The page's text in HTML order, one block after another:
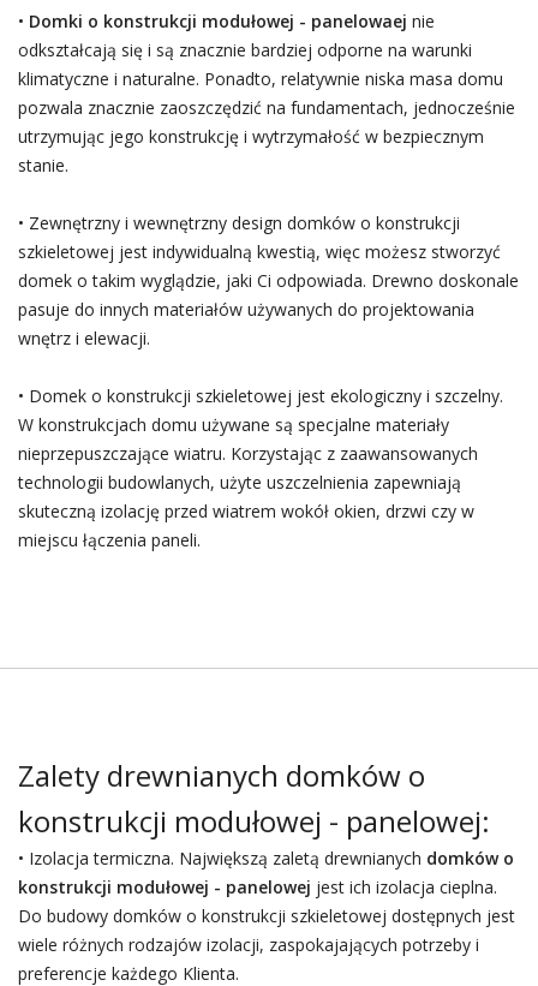
• Domki o konstrukcji modułowej - panelowaej nie
odkształcają się i są znacznie bardziej odporne na warunki
klimatyczne i naturalne. Ponadto, relatywnie niska masa domu
pozwala znacznie zaoszczędzić na fundamentach, jednocześnie
utrzymując jego konstrukcję i wytrzymałość w bezpiecznym
stanie.
• Zewnętrzny i wewnętrzny design domków o konstrukcji
szkieletowej jest indywidualną kwestią, więc możesz stworzyć
domek o takim wyglądzie, jaki Ci odpowiada. Drewno doskonale
pasuje do innych materiałów używanych do projektowania
wnętrz i elewacji.
• Domek o konstrukcji szkieletowej jest ekologiczny i szczelny.
W konstrukcjach domu używane są specjalne materiały
nieprzepuszczające wiatru. Korzystając z zaawansowanych
technologii budowlanych, użyte uszczelnienia zapewniają
skuteczną izolację przed wiatrem wokół okien, drzwi czy w
miejscu łączenia paneli.
Zalety drewnianych domków o
konstrukcji modułowej - panelowej:
• Izolacja termiczna. Największą zaletą drewnianych domków o
konstrukcji modułowej - panelowej jest ich izolacja cieplna.
Do budowy domków o konstrukcji szkieletowej dostępnych jest
wiele różnych rodzajów izolacji, zaspokajających potrzeby i
preferencje każdego Klienta.